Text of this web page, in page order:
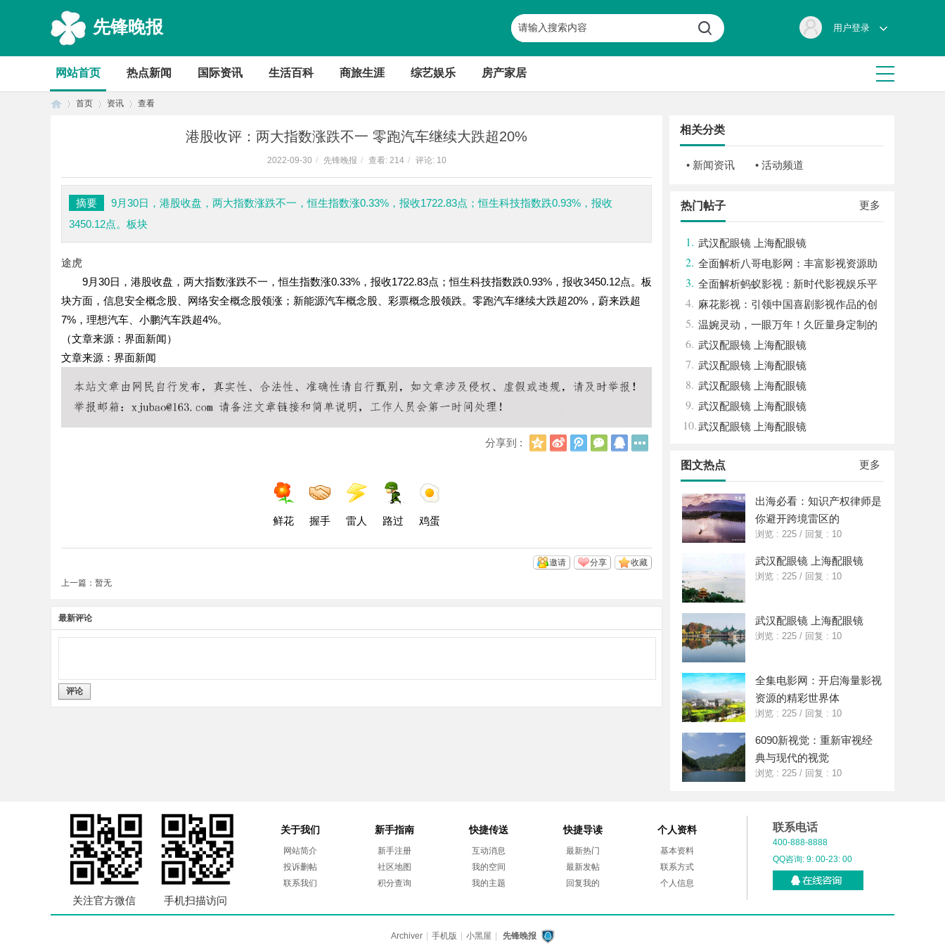
先锋晚报 用户登录
网站首页 热点新闻 国际资讯 生活百科 商旅生涯 综艺娱乐 房产家居
首页 资讯 查看
港股收评：两大指数涨跌不一 零跑汽车继续大跌超20%
2022-09-30 / 先锋晚报 / 查看: 214 / 评论: 10
摘要
9月30日，港股收盘，两大指数涨跌不一，恒生指数涨0.33%，报收1722.83点；恒生科技指数跌0.93%，报收
3450.12点。板块
途虎
9月30日，港股收盘，两大指数涨跌不一，恒生指数涨0.33%，报收1722.83点；恒生科技指数跌0.93%，报收3450.12点。板
块方面，信息安全概念股、网络安全概念股领涨；新能源汽车概念股、彩票概念股领跌。零跑汽车继续大跌超20%，蔚来跌超
7%，理想汽车、小鹏汽车跌超4%。
（文章来源：界面新闻）
文章来源：界面新闻
分享到 :
Q
新
浪
腾
讯
微
信
Q
鲜花 握手 雷人 路过 鸡蛋
收藏
分享
邀请
上一篇：暂无
最新评论
评论
相关分类
• 新闻资讯 • 活动频道
更多
热门帖子
1. 武汉配眼镜 上海配眼镜
2. 全面解析八哥电影网：丰富影视资源助
力观影体验升级
3. 全面解析蚂蚁影视：新时代影视娱乐平
台的崛起与发展
4. 麻花影视：引领中国喜剧影视作品的创
新与发展之路
5. 温婉灵动，一眼万年！久匠量身定制的
眉眼唇，才是你整张脸的点睛之笔！淡颜系
女生的气质加分项
6. 武汉配眼镜 上海配眼镜
7. 武汉配眼镜 上海配眼镜
8. 武汉配眼镜 上海配眼镜
9. 武汉配眼镜 上海配眼镜
10.武汉配眼镜 上海配眼镜
更多
图文热点
出海必看：知识产权律师是
你避开跨境雷区的
浏览 : 225 / 回复 : 10
武汉配眼镜 上海配眼镜
浏览 : 225 / 回复 : 10
武汉配眼镜 上海配眼镜
浏览 : 225 / 回复 : 10
全集电影网：开启海量影视
资源的精彩世界体
浏览 : 225 / 回复 : 10
6090新视觉：重新审视经
典与现代的视觉
浏览 : 225 / 回复 : 10
关注官方微信 手机扫描访问
关于我们
网站简介
投诉删帖
联系我们
新手指南
新手注册
社区地图
积分查询
快捷传送
互动消息
我的空间
我的主题
快捷导读
最新热门
最新发帖
回复我的
个人资料
基本资料
联系方式
个人信息
联系电话
400-888-8888
QQ咨询: 9: 00-23: 00
Archiver 手机版 小黑屋 先锋晚报